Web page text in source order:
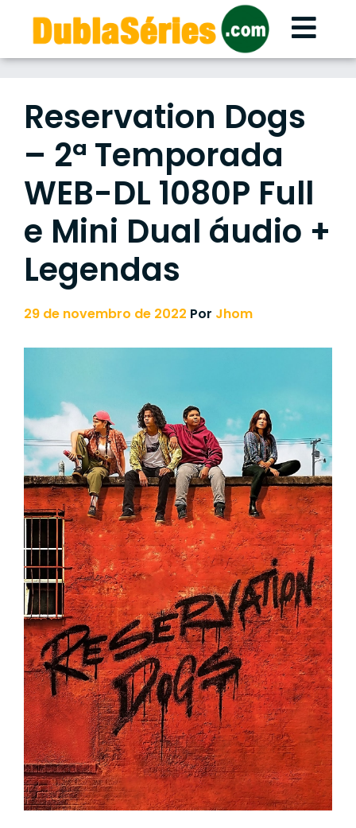
content
Reservation Dogs
– 2ª Temporada
WEB-DL 1080P Full
e Mini Dual áudio +
Legendas
29 de novembro de 2022 Por Jhom